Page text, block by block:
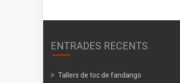
ENTRADES RECENTS
Tallers de toc de fandango